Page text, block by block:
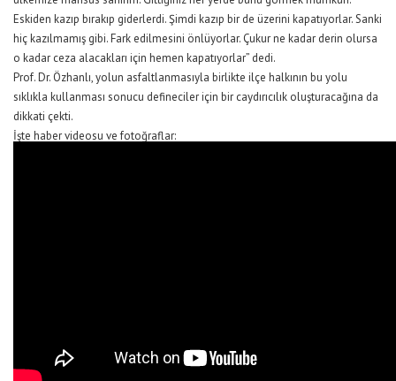
Eskiden kazıp bırakıp giderlerdi. Şimdi kazıp bir de üzerini kapatıyorlar. Sanki
hiç kazılmamış gibi. Fark edilmesini önlüyorlar. Çukur ne kadar derin olursa
o kadar ceza alacakları için hemen kapatıyorlar” dedi.
Prof. Dr. Özhanlı, yolun asfaltlanmasıyla birlikte ilçe halkının bu yolu
sıklıkla kullanması sonucu defineciler için bir caydırıcılık oluşturacağına da
dikkati çekti.
İşte haber videosu ve fotoğraflar: